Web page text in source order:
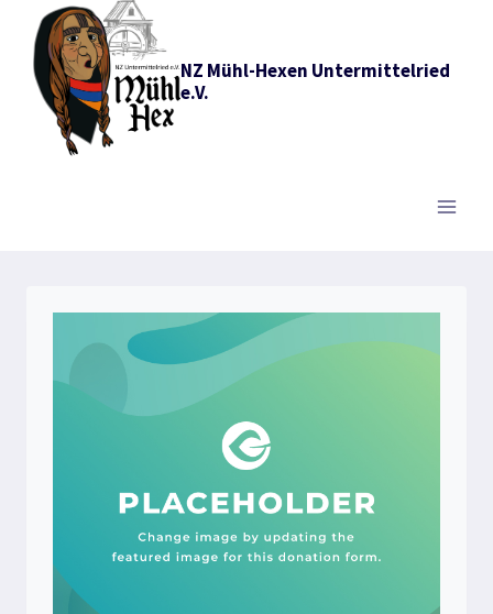
Inhalt
springen
NZ Mühl-Hexen Untermittelried
e.V.